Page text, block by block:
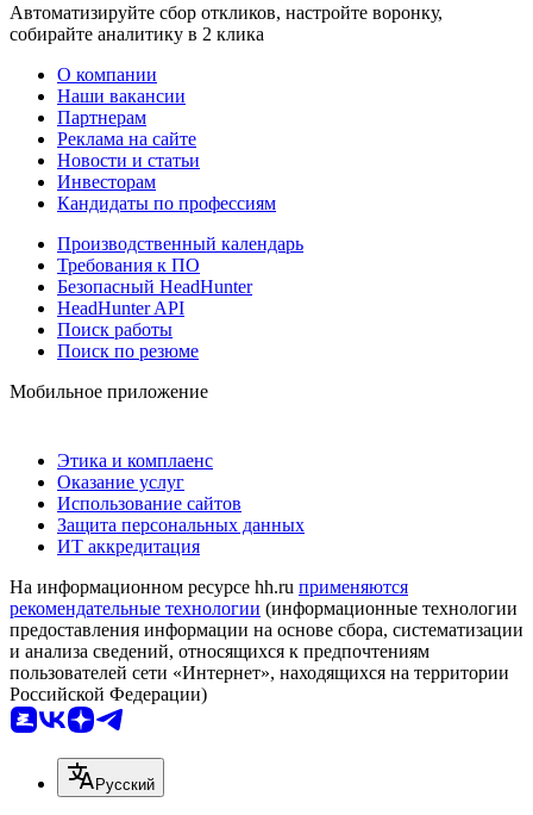
Автоматизируйте сбор откликов, настройте воронку,
собирайте аналитику в 2 клика
О компании
Наши вакансии
Партнерам
Реклама на сайте
Новости и статьи
Инвесторам
Кандидаты по профессиям
Производственный календарь
Требования к ПО
Безопасный HeadHunter
HeadHunter API
Поиск работы
Поиск по резюме
Мобильное приложение
Этика и комплаенс
Оказание услуг
Использование сайтов
Защита персональных данных
ИТ аккредитация
На информационном ресурсе hh.ru применяются
рекомендательные технологии (информационные технологии
предоставления информации на основе сбора, систематизации
и анализа сведений, относящихся к предпочтениям
пользователей сети «Интернет», находящихся на территории
Российской Федерации)
Русский